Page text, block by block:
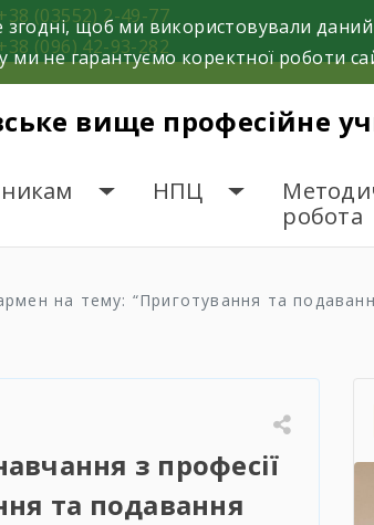
(03552) 2-49-77
(096) 42-93-282
вище професійне
НПЦ
робота
на тему: “Приготування та
з професії
та подавання
щоб ми використовували
не гарантуємо коректної роботи